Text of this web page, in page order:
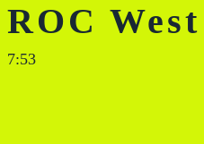
ROC West
7:53